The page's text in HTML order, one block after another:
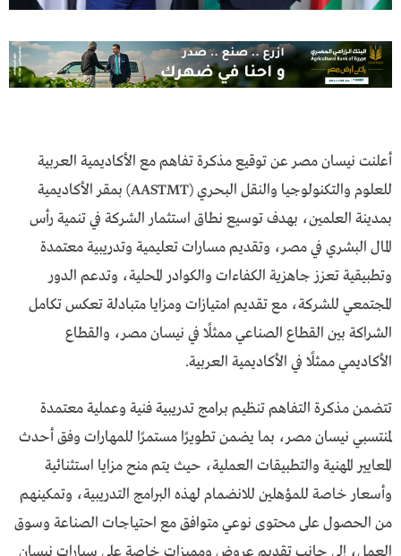
أعلنت نيسان مصر عن توقيع مذكرة تفاهم مع الأكاديمية العربية
للعلوم والتكنولوجيا والنقل البحري (AASTMT) بمقر الأكاديمية
بمدينة العلمين، بهدف توسيع نطاق استثمار الشركة في تنمية رأس
المال البشري في مصر، وتقديم مسارات تعليمية وتدريبية معتمدة
وتطبيقية تعزز جاهزية الكفاءات والكوادر المحلية، وتدعم الدور
المجتمعي للشركة، مع تقديم امتيازات ومزايا متبادلة تعكس تكامل
الشراكة بين القطاع الصناعي ممثلًا في نيسان مصر، والقطاع
الأكاديمي ممثلًا في الأكاديمية العربية.
تتضمن مذكرة التفاهم تنظيم برامج تدريبية فنية وعملية معتمدة
لمنتسبي نيسان مصر، بما يضمن تطويرًا مستمرًا للمهارات وفق أحدث
المعايير المهنية والتطبيقات العملية، حيث يتم منح مزايا استثنائية
وأسعار خاصة للمؤهلين للانضمام لهذه البرامج التدريبية، وتمكينهم
من الحصول على محتوى نوعي متوافق مع احتياجات الصناعة وسوق